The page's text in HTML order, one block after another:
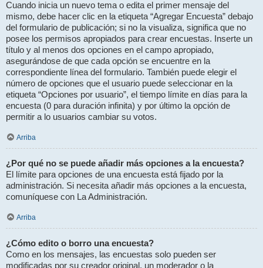
Cuando inicia un nuevo tema o edita el primer mensaje del
mismo, debe hacer clic en la etiqueta “Agregar Encuesta” debajo
del formulario de publicación; si no la visualiza, significa que no
posee los permisos apropiados para crear encuestas. Inserte un
título y al menos dos opciones en el campo apropiado,
asegurándose de que cada opción se encuentre en la
correspondiente línea del formulario. También puede elegir el
número de opciones que el usuario puede seleccionar en la
etiqueta “Opciones por usuario”, el tiempo límite en días para la
encuesta (0 para duración infinita) y por último la opción de
permitir a lo usuarios cambiar su votos.
Arriba
¿Por qué no se puede añadir más opciones a la encuesta?
El límite para opciones de una encuesta está fijado por la
administración. Si necesita añadir más opciones a la encuesta,
comuníquese con La Administración.
Arriba
¿Cómo edito o borro una encuesta?
Como en los mensajes, las encuestas solo pueden ser
modificadas por su creador original, un moderador o la